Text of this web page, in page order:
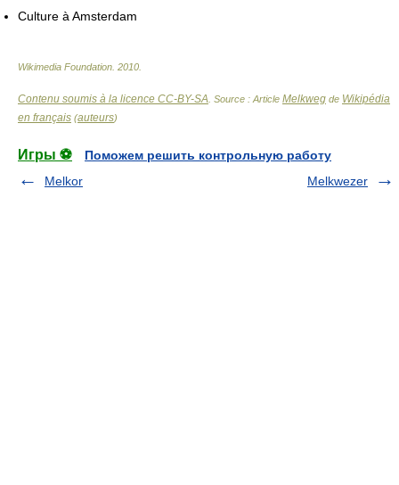
Culture à Amsterdam
Wikimedia Foundation 2010
Contenu soumis à la licence CC-BY-SA . Source : Article Melkweg de Wikipédia
en français (auteurs)
Игры ⚽
Поможем решить контрольную работу
Melkor
Melkwezer